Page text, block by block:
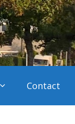
Contact